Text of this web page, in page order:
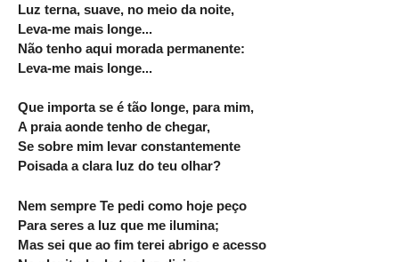
Luz terna, suave, no meio da noite,
Leva-me mais longe...
Não tenho aqui morada permanente:
Leva-me mais longe...
Que importa se é tão longe, para mim,
A praia aonde tenho de chegar,
Se sobre mim levar constantemente
Poisada a clara luz do teu olhar?
Nem sempre Te pedi como hoje peço
Para seres a luz que me ilumina;
Mas sei que ao fim terei abrigo e acesso